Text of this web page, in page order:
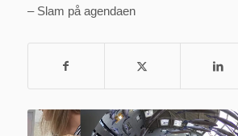
– Slam på agendaen
Visningssenteret